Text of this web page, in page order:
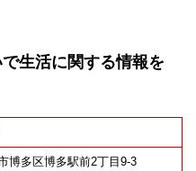
生活に関する情報を
博多区博多駅前2丁目9-3